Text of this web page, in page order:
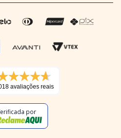
avaliações reais
por